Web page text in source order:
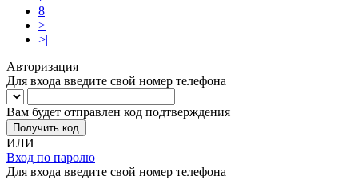
8
>
>|
Авторизация
Для входа введите свой номер телефона
Вам будет отправлен код подтверждения
Получить код
ИЛИ
Вход по паролю
Для входа введите свой номер телефона